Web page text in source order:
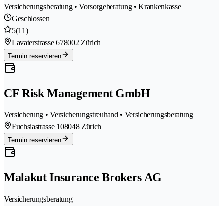
Versicherungsberatung • Vorsorgeberatung • Krankenkasse
Geschlossen
5(11)
Lavaterstrasse 678002 Zürich
Termin reservieren
CF Risk Management GmbH
Versicherung • Versicherungstreuhand • Versicherungsberatung
Fuchsiastrasse 108048 Zürich
Termin reservieren
Malakut Insurance Brokers AG
Versicherungsberatung